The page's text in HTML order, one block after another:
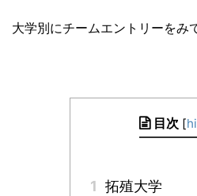
大学別にチームエントリーをみ
目次 [
1 拓殖大学